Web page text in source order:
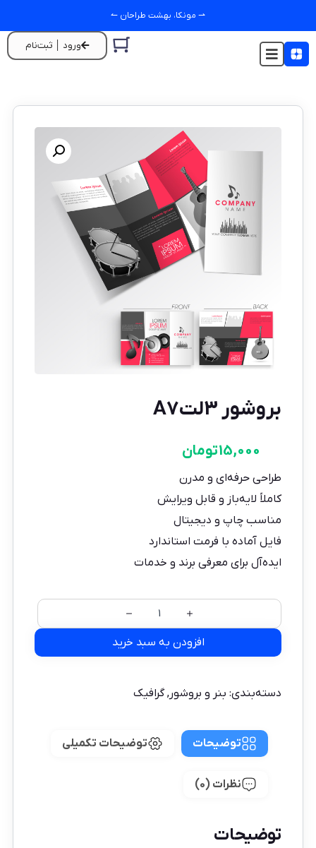
⇀ مونکا، بهشت طراحان ↼
ورود │ ثبت‌نام
بروشور 3لتA7
15,000تومان
طراحی حرفه‌ای و مدرن
کاملاً لایه‌باز و قابل ویرایش
مناسب چاپ و دیجیتال
فایل آماده با فرمت استاندارد
ایده‌آل برای معرفی برند و خدمات
افزودن به سبد خرید
دسته‌بندی: بنر و بروشور,گرافیک
توضیحات توضیحات تکمیلی
نظرات (0)
توضیحات